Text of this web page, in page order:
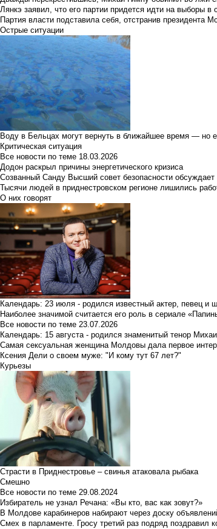
Лянкэ заявил, что его партии придется идти на выборы в
Партия власти подставила себя, отстранив президента
Острые ситуации
Воду в Бельцах могут вернуть в ближайшее время — но
Критическая ситуация
Все новости по теме 18.03.2026
Додон раскрыл причины энергетического кризиса
Созванный Санду Высший совет безопасности обсуждает
Тысячи людей в приднестровском регионе лишились
О них говорят
Календарь: 23 июля - родился известный актер, певец
Наиболее значимой считается его роль в сериале
Все новости по теме 23.07.2026
Календарь: 15 августа - родился знаменитый тенор
Самая сексуальная женщина Молдовы дала первое
Ксения Дели о своем муже: "И кому тут 67 лет?"
Курьезы
Страсти в Приднестровье – свинья атаковала рыбака
Смешно
Все новости по теме 29.08.2024
Избиратель не узнал Речана: «Вы кто, вас как зовут?»
В Молдове карабинеров набирают через доску
Смех в парламенте. Гросу третий раз подряд поздравил